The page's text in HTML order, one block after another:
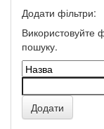
Додати фільтри:
Використовуйте
пошуку.